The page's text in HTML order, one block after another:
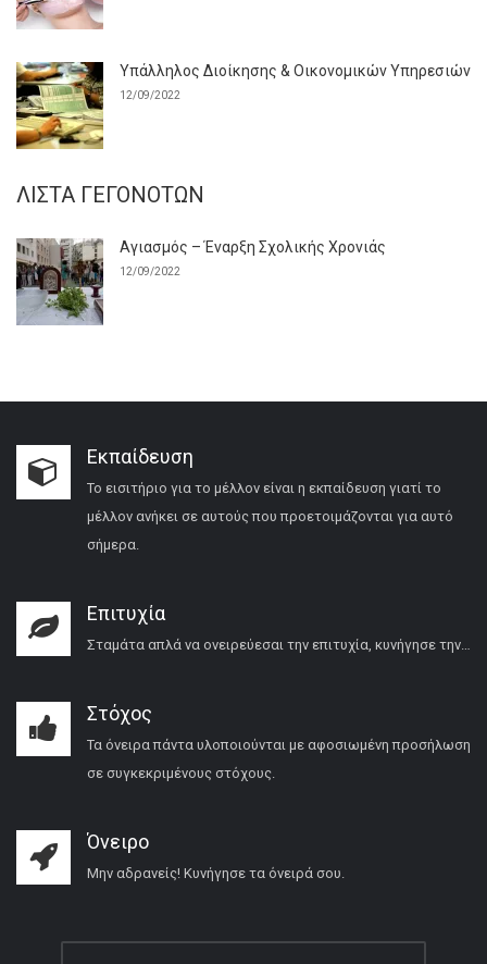
Υπάλληλος Διοίκησης & Οικονομικών Υπηρεσιών
12/09/2022
ΛΊΣΤΑ ΓΕΓΟΝΌΤΩΝ
Αγιασμός – Έναρξη Σχολικής Χρονιάς
12/09/2022
Εκπαίδευση
Το εισιτήριο για το μέλλον είναι η εκπαίδευση γιατί το
μέλλον ανήκει σε αυτούς που προετοιμάζονται για αυτό
σήμερα.
Επιτυχία
Σταμάτα απλά να ονειρεύεσαι την επιτυχία, κυνήγησε την…
Στόχος
Τα όνειρα πάντα υλοποιούνται με αφοσιωμένη προσήλωση
σε συγκεκριμένους στόχους.
Όνειρο
Μην αδρανείς! Κυνήγησε τα όνειρά σου.